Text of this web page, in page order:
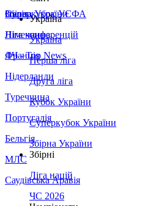
Збірна України
Італія
Німеччина
Франція
Нідерланди
Туреччина
Португалія
Бельгія
МЛС
Саудівська Аравія
Суперкубок УЄФА
Ліга конференцій
ЛЧ - Top News
Україна
Україна
Перша ліга
Друга ліга
Кубок України
Суперкубок України
Збірна України
Збірні
Ліга націй
ЧС 2026